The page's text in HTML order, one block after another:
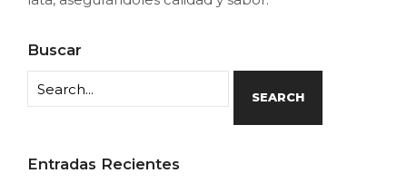
Buscar
SEARCH
Entradas Recientes